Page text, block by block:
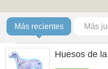
Más recientes Más
Huesos de